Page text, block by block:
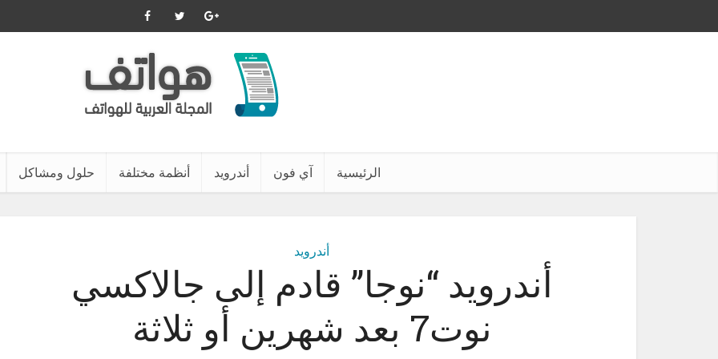
الرئيسية آي فون أندرويد أنظمة مختلفة حلول ومشاكل
أندرويد
أندرويد “نوجا” قادم إلى جالاكسي
نوت7 بعد شهرين أو ثلاثة